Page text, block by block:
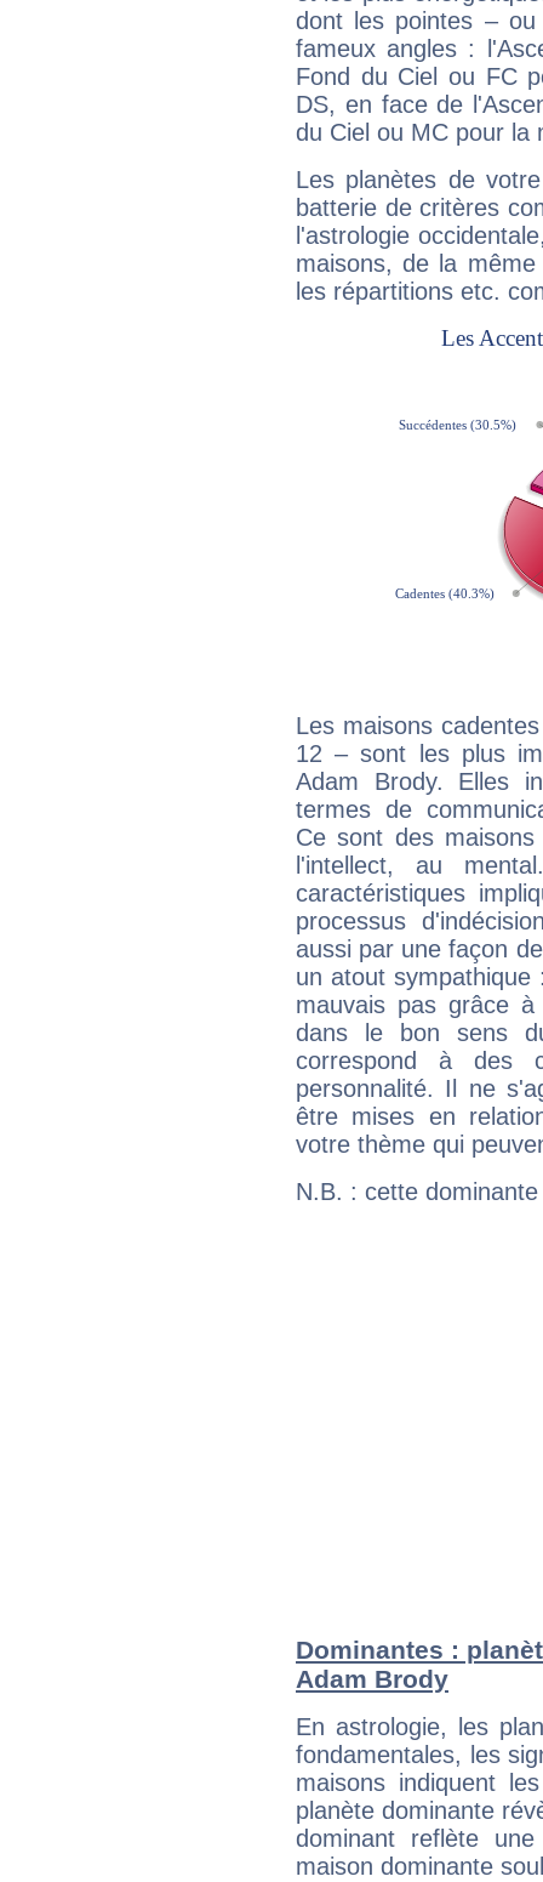
dont les pointes –
fameux angles :
Fond du Ciel ou FC
DS, en face de
du Ciel ou MC pour la
Les planètes de
batterie de critères
l'astrologie
maisons, de la
les répartitions etc.
Les maisons
12 – sont les plus
Adam Brody. Elles
termes de
Ce sont des
l'intellect, au
caractéristiques
processus
aussi par une façon
un atout
mauvais pas grâce
dans le bon sens
correspond à des
personnalité. Il ne
être mises en
votre thème qui
N.B. : cette
Dominantes :
Adam Brody
En astrologie, les
fondamentales, les
maisons indiquent
planète dominante
dominant reflète
maison dominante